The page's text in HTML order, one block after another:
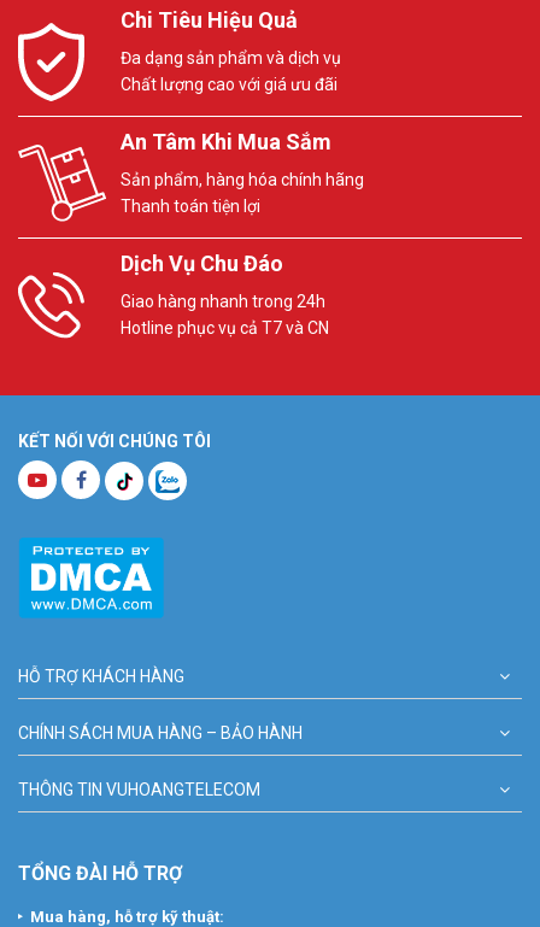
Chi Tiêu Hiệu Quả
Đa dạng sản phẩm và dịch vụ
Chất lượng cao với giá ưu đãi
An Tâm Khi Mua Sắm
Sản phẩm, hàng hóa chính hãng
Thanh toán tiện lợi
Dịch Vụ Chu Đáo
Giao hàng nhanh trong 24h
Hotline phục vụ cả T7 và CN
KẾT NỐI VỚI CHÚNG TÔI
HỖ TRỢ KHÁCH HÀNG
CHÍNH SÁCH MUA HÀNG – BẢO HÀNH
THÔNG TIN VUHOANGTELECOM
TỔNG ĐÀI HỖ TRỢ
Mua hàng, hỗ trợ kỹ thuật: